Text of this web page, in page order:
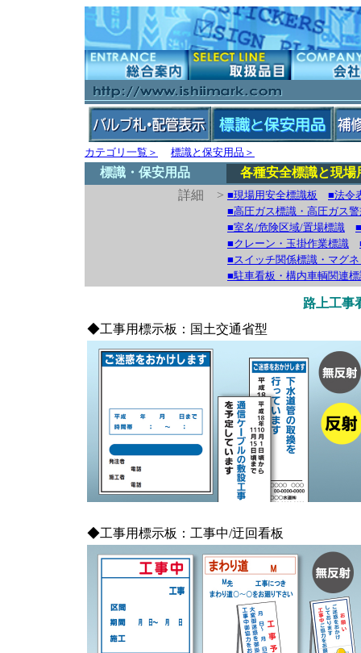
カテゴリ一覧＞ 標識と保安用品＞
標識・保安用品
各種安全標識と現場
詳細 > ■現場用安全標識板
■法令
■高圧ガス標識・高圧ガス
■室名/危険区域/置場標識
■クレーン・玉掛作業標識
■スイッチ関係標識・マグ
■駐車看板・構内車輌関連
路上工事
◆工事用標示板：国土交通省型
◆工事用標示板：工事中/迂回看板